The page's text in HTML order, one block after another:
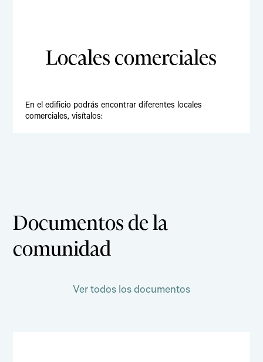
Locales comerciales
En el edificio podrás encontrar diferentes locales
comerciales, visítalos:
Documentos de la
comunidad
Ver todos los documentos